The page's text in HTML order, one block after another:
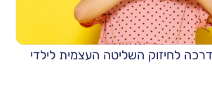
לחיזוק השליטה העצמית לילדי